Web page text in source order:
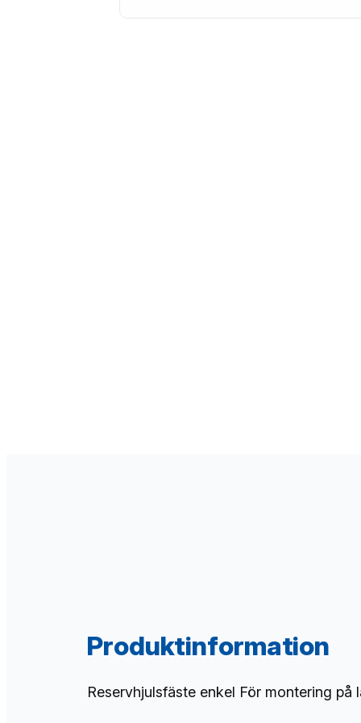
Produktinformation
Reservhjulsfäste enkel För montering på